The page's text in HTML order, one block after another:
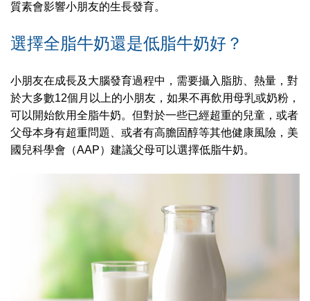
質素會影響小朋友的生長發育。
選擇全脂牛奶還是低脂牛奶好？
小朋友在成長及大腦發育過程中，需要攝入脂肪、熱量，對
於大多數12個月以上的小朋友，如果不再飲用母乳或奶粉，
可以開始飲用全脂牛奶。但對於一些已經超重的兒童，或者
父母本身有超重問題、或者有高膽固醇等其他健康風險，美
國兒科學會（AAP）建議父母可以選擇低脂牛奶。